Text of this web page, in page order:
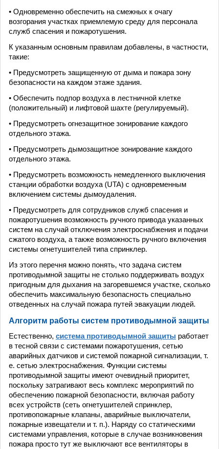
• Одновременно обеспечить на смежных к очагу
возгорания участках приемлемую среду для персонала
служб спасения и пожаротушения.
К указанным основным правилам добавлены, в частности,
такие:
• Предусмотреть защищенную от дыма и пожара зону
безопасности на каждом этаже здания.
• Обеспечить подпор воздуха в лестничной клетке
(положительный) и лифтовой шахте (регулируемый).
• Предусмотреть огнезащитное зонирование каждого
отдельного этажа.
• Предусмотреть дымозащитное зонирование каждого
отдельного этажа.
• Предусмотреть возможность немедленного выключения
станции обработки воздуха (UTA) с одновременным
включением системы дымоудаления.
• Предусмотреть для сотрудников служб спасения и
пожаротушения возможность ручного привода указанных
систем на случай отключения электроснабжения и подачи
сжатого воздуха, а также возможность ручного включения
системы огнетушителей типа спринклер.
Из этого перечня можно понять, что задача систем
противодымной защиты не столько поддерживать воздух
пригодным для дыхания на загоревшемся участке, сколько
обеспечить максимальную безопасность специально
отведенных на случай пожара путей эвакуации людей.
Алгоритм работы систем противодымной защиты
Естественно, система противодымной защиты работает
в тесной связи с системами пожаротушения, сетью
аварийных датчиков и системой пожарной сигнализации, т.
е. сетью электроснабжения. Функции системы
противодымной защиты имеют очевидный приоритет,
поскольку затрагивают весь комплекс мероприятий по
обеспечению пожарной безопасности, включая работу
всех устройств (сеть огнетушителей спринклер,
противопожарные клапаны, аварийные выключатели,
пожарные извещатели и т. п.). Наряду со статическими
системами управления, которые в случае возникновения
пожара просто тут же выключают все вентиляторы в